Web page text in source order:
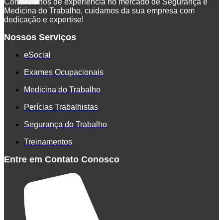
Com 22 anos de experiência no mercado de Segurança e
Medicina do Trabalho, cuidamos da sua empresa com
dedicação e expertise!
Nossos Serviços
eSocial
Exames Ocupacionais
Medicina do Trabalho
Perícias Trabalhistas
Segurança do Trabalho
Treinamentos
Entre em Contato Conosco